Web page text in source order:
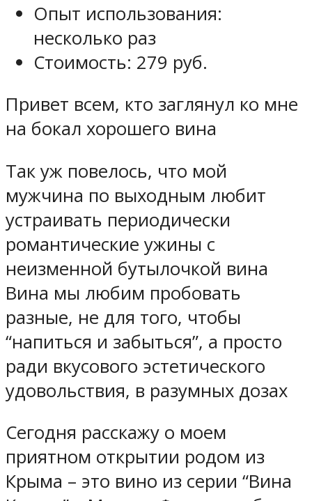
Опыт использования:
несколько раз
Стоимость: 279 руб.
Привет всем, кто заглянул ко мне
на бокал хорошего вина
Так уж повелось, что мой
мужчина по выходным любит
устраивать периодически
романтические ужины с
неизменной бутылочкой вина
Вина мы любим пробовать
разные, не для того, чтобы
“напиться и забыться”, а просто
ради вкусового эстетического
удовольствия, в разумных дозах
Сегодня расскажу о моем
приятном открытии родом из
Крыма – это вино из серии “Вина